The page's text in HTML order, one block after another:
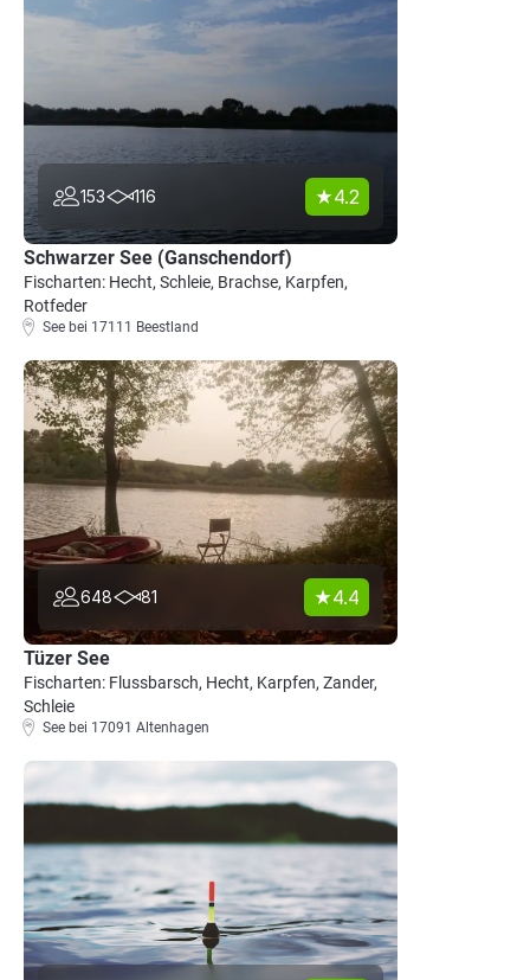
153 116 4.2
Schwarzer See (Ganschendorf)
Fischarten: Hecht, Schleie, Brachse, Karpfen,
Rotfeder
See bei 17111 Beestland
648 81 4.4
Tüzer See
Fischarten: Flussbarsch, Hecht, Karpfen, Zander,
Schleie
See bei 17091 Altenhagen